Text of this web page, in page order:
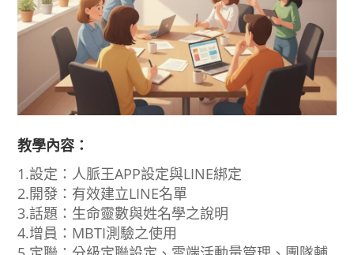
教學內容：
1.設定：人脈王APP設定與LINE綁定
2.開發：有效建立LINE名單
3.話題：生命靈數與姓名學之說明
4.增員：MBTI測驗之使用